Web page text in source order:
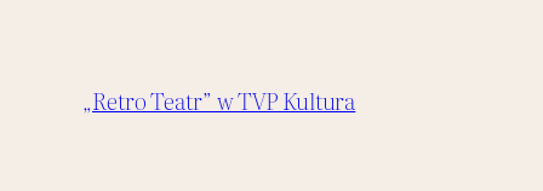
„Retro Teatr” w TVP Kultura